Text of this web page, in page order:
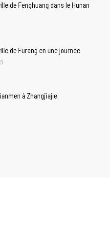
de Fenghuang dans le Hunan
de Furong en une journée
à Zhangjiajie.